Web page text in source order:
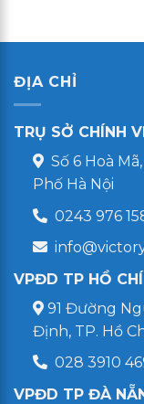
ĐỊA CHỈ
TRỤ SỞ CHÍNH
Số 6 Hoà
Phố Hà Nội
0243 976
VPĐD TP HỒ
91 Đường
Định, TP. Hồ
028 3910
VPĐD TP ĐÀ